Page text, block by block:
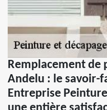
Remplacement de
Andelu : le savoir-
Entreprise